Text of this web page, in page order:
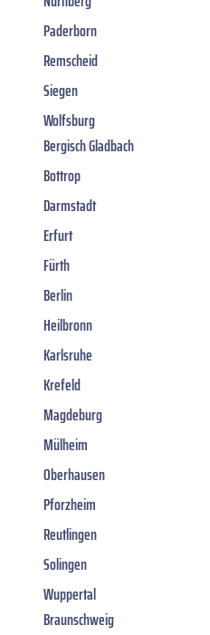
Paderborn
Remscheid
Siegen
Wolfsburg
Bergisch Gladbach
Bottrop
Darmstadt
Erfurt
Fürth
Berlin
Heilbronn
Karlsruhe
Krefeld
Magdeburg
Mülheim
Oberhausen
Pforzheim
Reutlingen
Solingen
Wuppertal
Braunschweig